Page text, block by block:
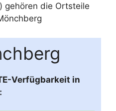
gehören die Ortsteile
Verfügbarkeit in